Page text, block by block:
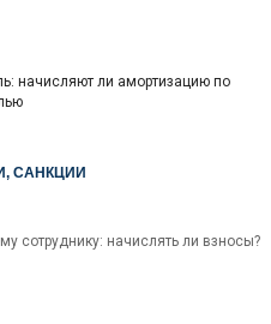
начисляют ли амортизацию по
САНКЦИИ
сотруднику: начислять ли взносы?